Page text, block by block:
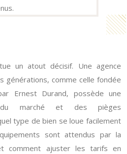
un atout décisif. Une agence
générations, comme celle fondée
Ernest Durand, possède une
du marché et des pièges
type de bien se loue facilement
sont attendus par la
comment ajuster les tarifs en